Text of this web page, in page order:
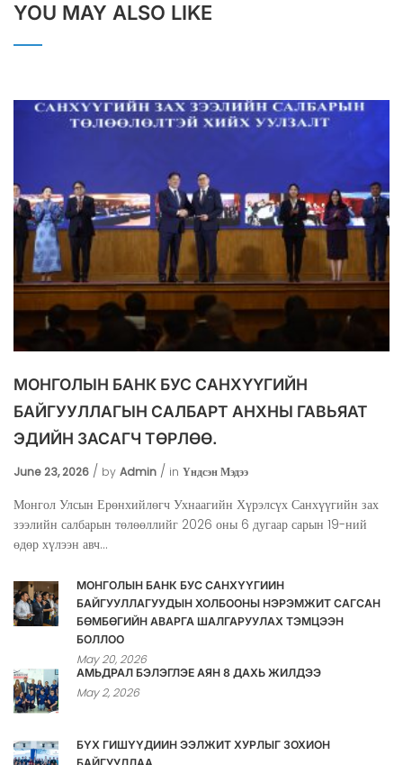
YOU MAY ALSO LIKE
МОНГОЛЫН БАНК БУС САНХҮҮГИЙН
БАЙГУУЛЛАГЫН САЛБАРТ АНХНЫ ГАВЬЯАТ
ЭДИЙН ЗАСАГЧ ТӨРЛӨӨ.
June 23, 2026 by Admin in Үндсэн Мэдээ
Монгол Улсын Ерөнхийлөгч Ухнаагийн Хүрэлсүх Санхүүгийн зах
зээлийн салбарын төлөөллийг 2026 оны 6 дугаар сарын 19-ний
өдөр хүлээн авч...
МОНГОЛЫН БАНК БУС САНХҮҮГИЙН
БАЙГУУЛЛАГУУДЫН ХОЛБООНЫ НЭРЭМЖИТ САГСАН
БӨМБӨГИЙН АВАРГА ШАЛГАРУУЛАХ ТЭМЦЭЭН
БОЛЛОО
May 20, 2026
АМЬДРАЛ БЭЛЭГЛЭЕ АЯН 8 ДАХЬ ЖИЛДЭЭ
May 2, 2026
БҮХ ГИШҮҮДИЙН ЭЭЛЖИТ ХУРЛЫГ ЗОХИОН